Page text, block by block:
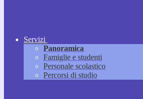
Servizi
Panoramica
Famiglie e studenti
Personale scolastico
Percorsi di studio